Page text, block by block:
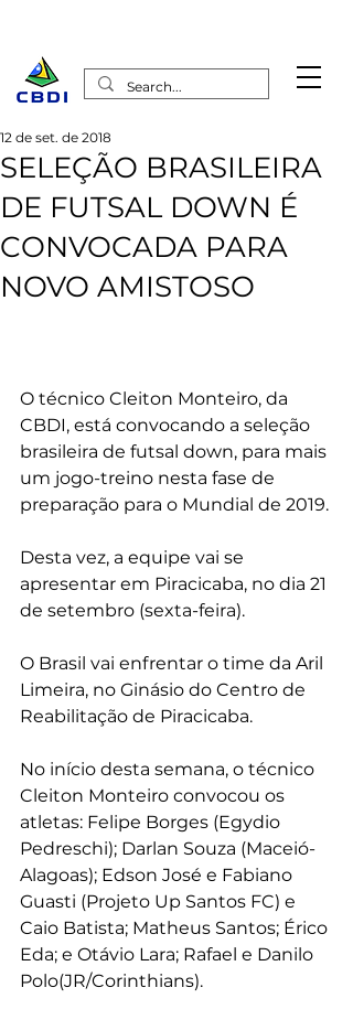
SELEÇÃO BRASILEIRA
DE FUTSAL DOWN É
CONVOCADA PARA
NOVO AMISTOSO
12 de set. de 2018
O técnico Cleiton Monteiro, da
CBDI, está convocando a seleção
brasileira de futsal down, para mais
um jogo-treino nesta fase de
preparação para o Mundial de 2019.
Desta vez, a equipe vai se
apresentar em Piracicaba, no dia 21
de setembro (sexta-feira).
O Brasil vai enfrentar o time da Aril
Limeira, no Ginásio do Centro de
Reabilitação de Piracicaba.
No início desta semana, o técnico
Cleiton Monteiro convocou os
atletas: Felipe Borges (Egydio
Pedreschi); Darlan Souza (Maceió-
Alagoas); Edson José e Fabiano
Guasti (Projeto Up Santos FC) e
Caio Batista; Matheus Santos; Érico
Eda; e Otávio Lara; Rafael e Danilo
Polo(JR/Corinthians).